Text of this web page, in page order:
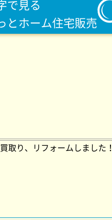
で見る
とホーム住宅販売
取り、リフォームしました！